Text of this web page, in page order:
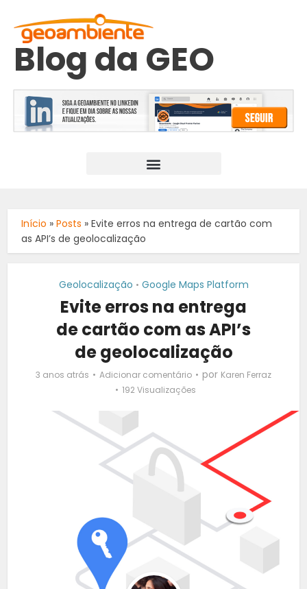
Blog da GEO
Início »Posts »Evite erros na entrega de cartão com
as API’s de geolocalização
Geolocalização • Google Maps Platform
Evite erros na entrega
de cartão com as API’s
de geolocalização
3 anos atrás Adicionar comentário por Karen Ferraz
192 Visualizações